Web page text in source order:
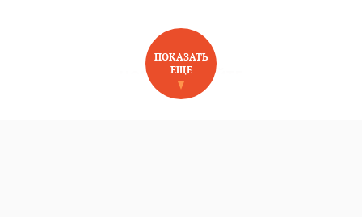
НОВОЕ НА САЙТЕ
ПОКАЗАТЬ
ЕЩЕ